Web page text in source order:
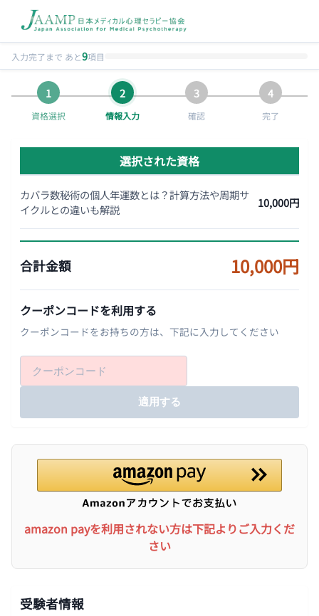
入力完了まで あと9項目
資格選択 情報入力 確認 完了
amazon payを利用されない方は下記よりご入力くだ
さい
受験者情報
選択された資格
カバラ数秘術の個人年運数とは？計算方法や周期サ
イクルとの違いも解説
10,000円
合計金額 10,000円
クーポンコードを利用する
クーポンコードをお持ちの方は、下記に入力してください
適用する